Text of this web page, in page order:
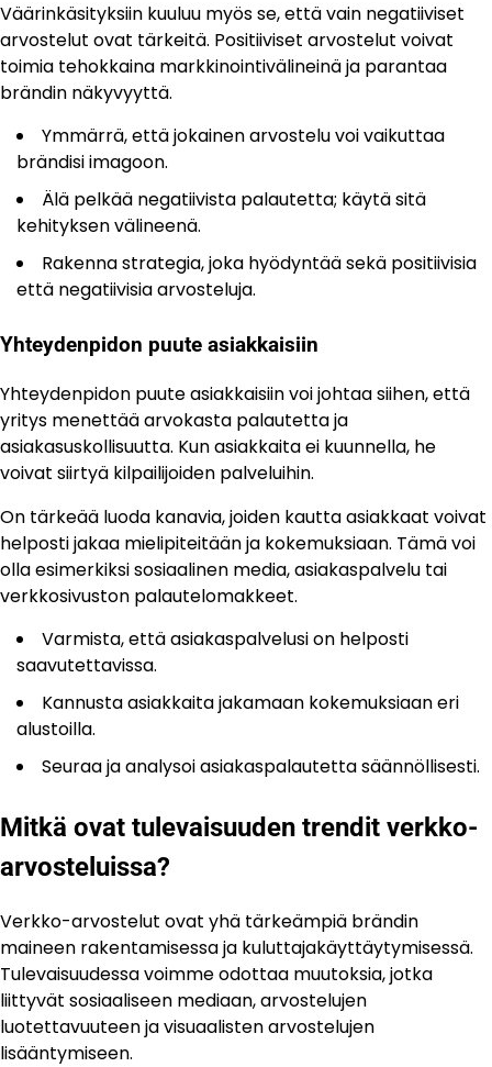
Väärinkäsityksiin kuuluu myös se, että vain negatiiviset
arvostelut ovat tärkeitä. Positiiviset arvostelut voivat
toimia tehokkaina markkinointivälineinä ja parantaa
brändin näkyvyyttä.
Ymmärrä, että jokainen arvostelu voi vaikuttaa
brändisi imagoon.
Älä pelkää negatiivista palautetta; käytä sitä
kehityksen välineenä.
Rakenna strategia, joka hyödyntää sekä positiivisia
että negatiivisia arvosteluja.
Yhteydenpidon puute asiakkaisiin
Yhteydenpidon puute asiakkaisiin voi johtaa siihen, että
yritys menettää arvokasta palautetta ja
asiakasuskollisuutta. Kun asiakkaita ei kuunnella, he
voivat siirtyä kilpailijoiden palveluihin.
On tärkeää luoda kanavia, joiden kautta asiakkaat voivat
helposti jakaa mielipiteitään ja kokemuksiaan. Tämä voi
olla esimerkiksi sosiaalinen media, asiakaspalvelu tai
verkkosivuston palautelomakkeet.
Varmista, että asiakaspalvelusi on helposti
saavutettavissa.
Kannusta asiakkaita jakamaan kokemuksiaan eri
alustoilla.
Seuraa ja analysoi asiakaspalautetta säännöllisesti.
Mitkä ovat tulevaisuuden trendit verkko-
arvosteluissa?
Verkko-arvostelut ovat yhä tärkeämpiä brändin
maineen rakentamisessa ja kuluttajakäyttäytymisessä.
Tulevaisuudessa voimme odottaa muutoksia, jotka
liittyvät sosiaaliseen mediaan, arvostelujen
luotettavuuteen ja visuaalisten arvostelujen
lisääntymiseen.